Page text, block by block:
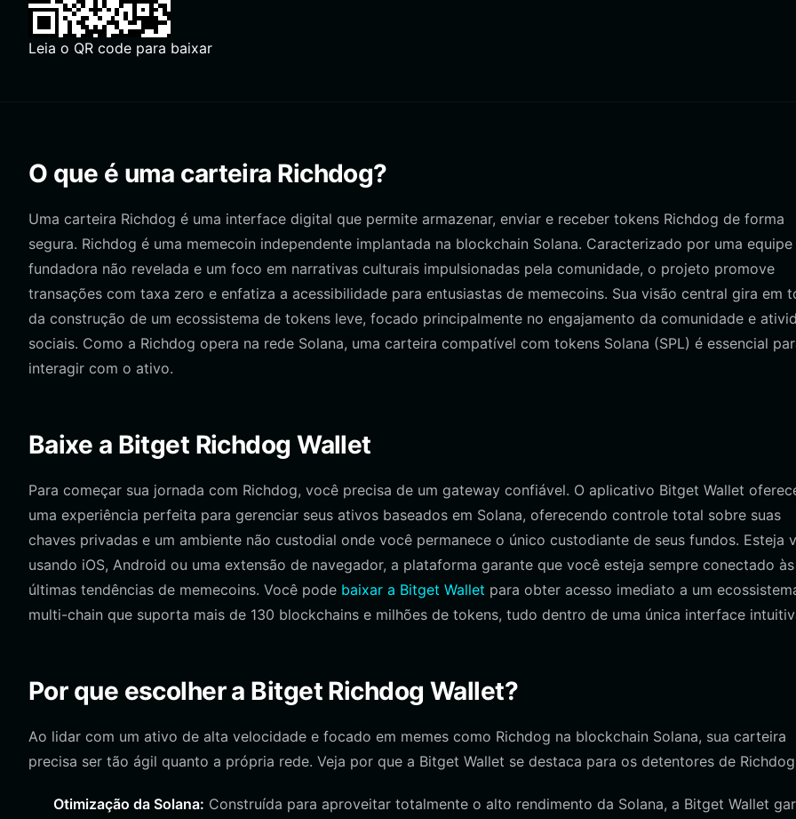
Leia o QR code para baixar
O que é uma carteira Richdog?
Uma carteira Richdog é uma interface digital que permite armazenar, enviar e receber tokens Richdog de forma
segura. Richdog é uma memecoin independente implantada na blockchain Solana. Caracterizado por uma equipe
fundadora não revelada e um foco em narrativas culturais impulsionadas pela comunidade, o projeto promove
transações com taxa zero e enfatiza a acessibilidade para entusiastas de memecoins. Sua visão central gira em
da construção de um ecossistema de tokens leve, focado principalmente no engajamento da comunidade e
sociais. Como a Richdog opera na rede Solana, uma carteira compatível com tokens Solana (SPL) é essencial
interagir com o ativo.
Baixe a Bitget Richdog Wallet
Para começar sua jornada com Richdog, você precisa de um gateway confiável. O aplicativo Bitget Wallet
uma experiência perfeita para gerenciar seus ativos baseados em Solana, oferecendo controle total sobre suas
chaves privadas e um ambiente não custodial onde você permanece o único custodiante de seus fundos. Esteja
usando iOS, Android ou uma extensão de navegador, a plataforma garante que você esteja sempre conectado às
últimas tendências de memecoins. Você pode baixar a Bitget Wallet para obter acesso imediato a um
multi-chain que suporta mais de 130 blockchains e milhões de tokens, tudo dentro de uma única interface
Por que escolher a Bitget Richdog Wallet?
Ao lidar com um ativo de alta velocidade e focado em memes como Richdog na blockchain Solana, sua carteira
precisa ser tão ágil quanto a própria rede. Veja por que a Bitget Wallet se destaca para os detentores de
Otimização da Solana: Construída para aproveitar totalmente o alto rendimento da Solana, a Bitget Wallet